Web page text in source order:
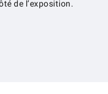
de l’exposition.